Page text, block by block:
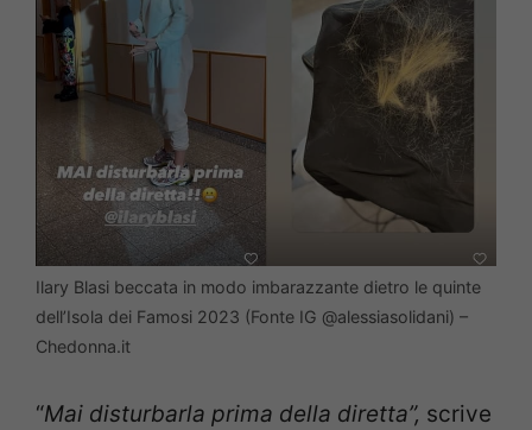
Ilary Blasi beccata in modo imbarazzante dietro le quinte
dell’Isola dei Famosi 2023 (Fonte IG @alessiasolidani) –
Chedonna.it
“Mai disturbarla prima della diretta”, scrive